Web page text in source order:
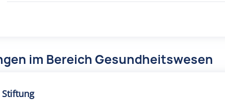
im Bereich Gesundheitswesen
Stiftung